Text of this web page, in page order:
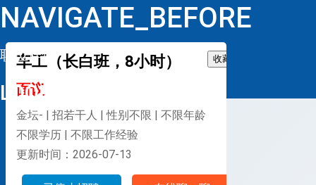
NAVIGATE_BEFORE
职位详情
LOOP
车工（长白班，8小时） 收藏
面议
金坛- | 招若干人 | 性别不限 | 不限年龄
不限学历 | 不限工作经验
更新时间：2026-07-13